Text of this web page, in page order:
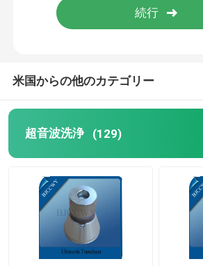
圧電気の陶磁器ディスク
ピエゾ 陶磁器の要素
超音波美のトランスデューサー
超音波インピーダンス
超音波粉砕のトランスデューサー
米国からの他のカテゴリー
超音波洗浄 (129)